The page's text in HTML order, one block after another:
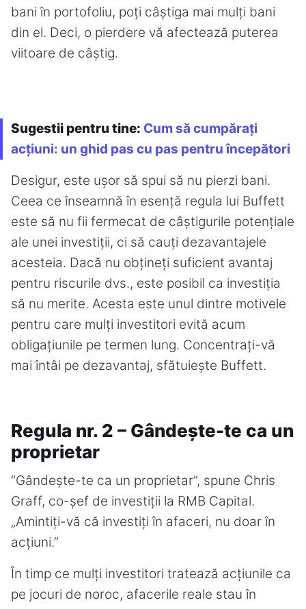
bani în portofoliu, poți câștiga mai mulți bani
din el. Deci, o pierdere vă afectează puterea
viitoare de câștig.
Sugestii pentru tine: Cum să cumpărați
acțiuni: un ghid pas cu pas pentru începători
Desigur, este ușor să spui să nu pierzi bani.
Ceea ce înseamnă în esență regula lui Buffett
este să nu fii fermecat de câștigurile potențiale
ale unei investiții, ci să cauți dezavantajele
acesteia. Dacă nu obțineți suficient avantaj
pentru riscurile dvs., este posibil ca investiția
să nu merite. Acesta este unul dintre motivele
pentru care mulți investitori evită acum
obligațiunile pe termen lung. Concentrați-vă
mai întâi pe dezavantaj, sfătuiește Buffett.
Regula nr. 2 – Gândește-te ca un
proprietar
“Gândește-te ca un proprietar”, spune Chris
Graff, co-șef de investiții la RMB Capital.
„Amintiți-vă că investiți în afaceri, nu doar în
acțiuni.”
În timp ce mulți investitori tratează acțiunile ca
pe jocuri de noroc, afacerile reale stau în